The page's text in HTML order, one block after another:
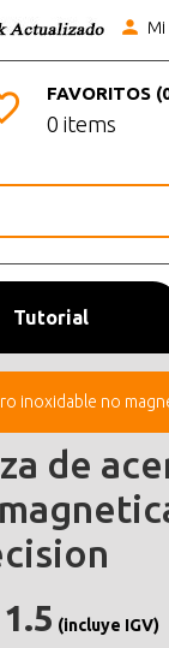
Mi
FAVORITOS
0 items
Tutorial
inoxidable no
de
(incluye IGV)